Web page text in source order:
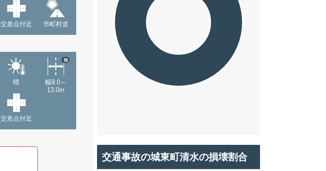
交差点付近 市町村道
晴
幅9.0～
13.0m
他
交差点付近
交通事故の城東町清水の損壊割合